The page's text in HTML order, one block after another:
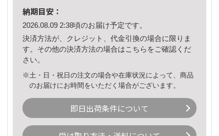
納期目安：
2026.08.09 2:38頃のお届け予定です。
決済方法が、クレジット、代金引換の場合に限りま
す。その他の決済方法の場合はこちら をご確認くだ
さい。
※土・日・祝日の注文の場合や在庫状況によって、商品
のお届けにお時間をいただく場合がございます。
即日出荷条件について